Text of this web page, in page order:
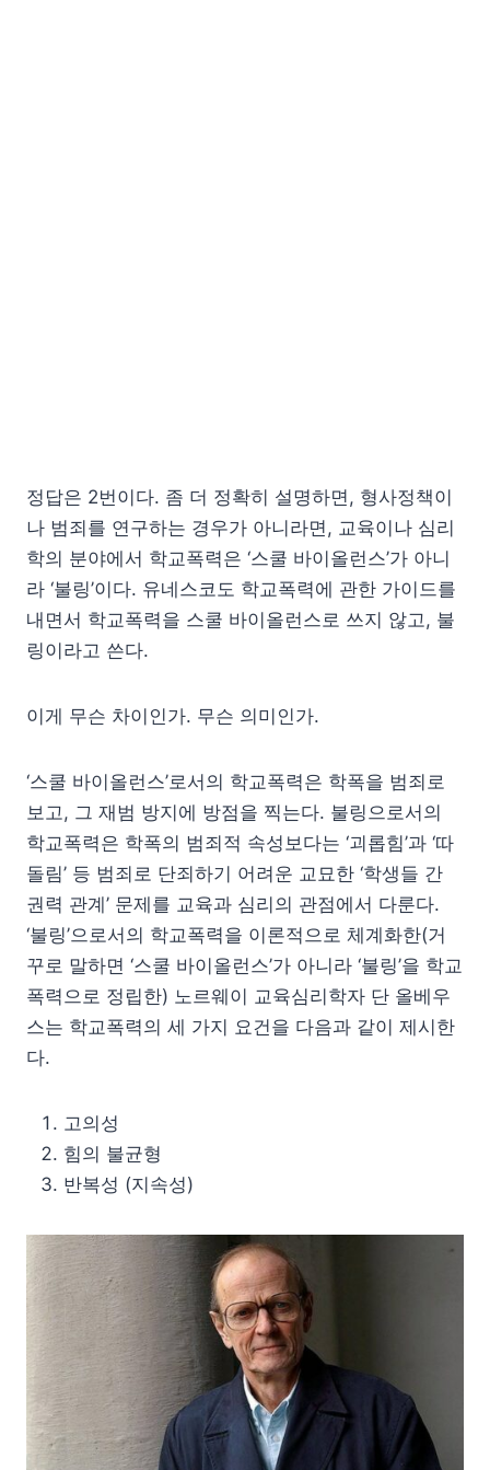
정답은 2번이다. 좀 더 정확히 설명하면, 형사정책이
나 범죄를 연구하는 경우가 아니라면, 교육이나 심리
학의 분야에서 학교폭력은 ‘스쿨 바이올런스’가 아니
라 ‘불링’이다. 유네스코도 학교폭력에 관한 가이드를
내면서 학교폭력을 스쿨 바이올런스로 쓰지 않고, 불
링이라고 쓴다.
이게 무슨 차이인가. 무슨 의미인가.
‘스쿨 바이올런스’로서의 학교폭력은 학폭을 범죄로
보고, 그 재범 방지에 방점을 찍는다. 불링으로서의
학교폭력은 학폭의 범죄적 속성보다는 ‘괴롭힘’과 ‘따
돌림’ 등 범죄로 단죄하기 어려운 교묘한 ‘학생들 간
권력 관계’ 문제를 교육과 심리의 관점에서 다룬다.
‘불링’으로서의 학교폭력을 이론적으로 체계화한(거
꾸로 말하면 ‘스쿨 바이올런스’가 아니라 ‘불링’을 학교
폭력으로 정립한) 노르웨이 교육심리학자 단 올베우
스는 학교폭력의 세 가지 요건을 다음과 같이 제시한
다.
고의성
힘의 불균형
반복성 (지속성)